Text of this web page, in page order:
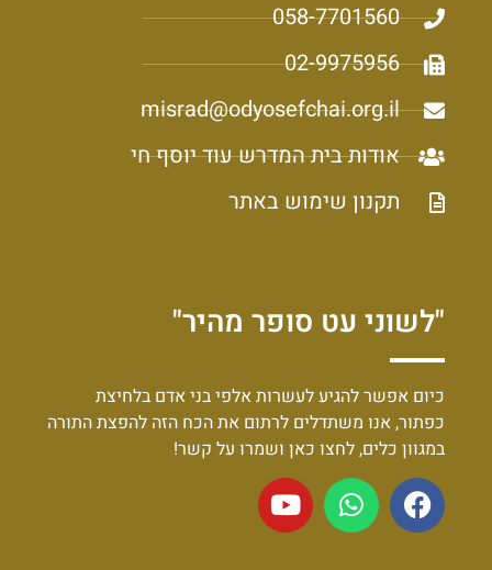
058-7701560
02-9975956
misrad@odyosefchai.org.il
אודות בית המדרש עוד יוסף חי
תקנון שימוש באתר
"לשוני עט סופר מהיר"
כיום אפשר להגיע לעשרות אלפי בני אדם בלחיצת
כפתור, אנו משתדלים לרתום את הכח הזה להפצת התורה
במגוון כלים, לחצו כאן ושמרו על קשר!